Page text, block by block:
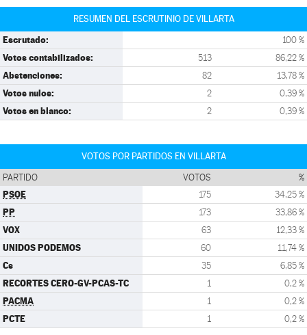
RESUMEN DEL ESCRUTINIO DE VILLARTA
Escrutado: 100 %
Votos contabilizados: 513 86,22 %
Abstenciones: 82 13,78 %
Votos nulos: 2 0,39 %
Votos en blanco: 2 0,39 %
VOTOS POR PARTIDOS EN VILLARTA
PARTIDO VOTOS %
PSOE 175 34,25 %
PP 173 33,86 %
VOX 63 12,33 %
UNIDOS PODEMOS 60 11,74 %
Cs 35 6,85 %
RECORTES CERO-GV-PCAS-TC 1 0,2 %
PACMA 1 0,2 %
PCTE 1 0,2 %